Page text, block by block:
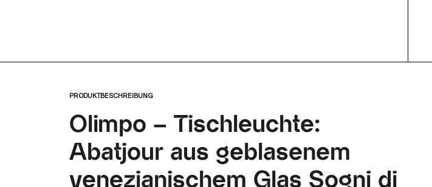
PRODUKTBESCHREIBUNG
Olimpo – Tischleuchte:
Abatjour aus geblasenem
venezianischem Glas Sogni di